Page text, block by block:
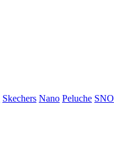
Skechers Nano Peluche SNO